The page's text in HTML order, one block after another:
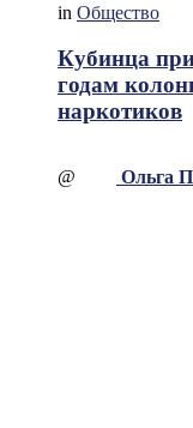
in Общество
Кубинца
годам
наркотиков
@ Ольга